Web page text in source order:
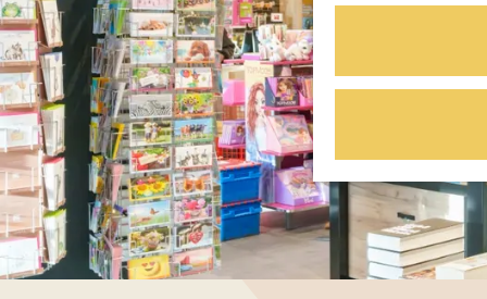
e
h
o
m
e
p
a
g
e